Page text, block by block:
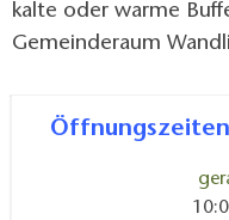
kalte oder warme
Gemeinderaum
Öffnungszeiten